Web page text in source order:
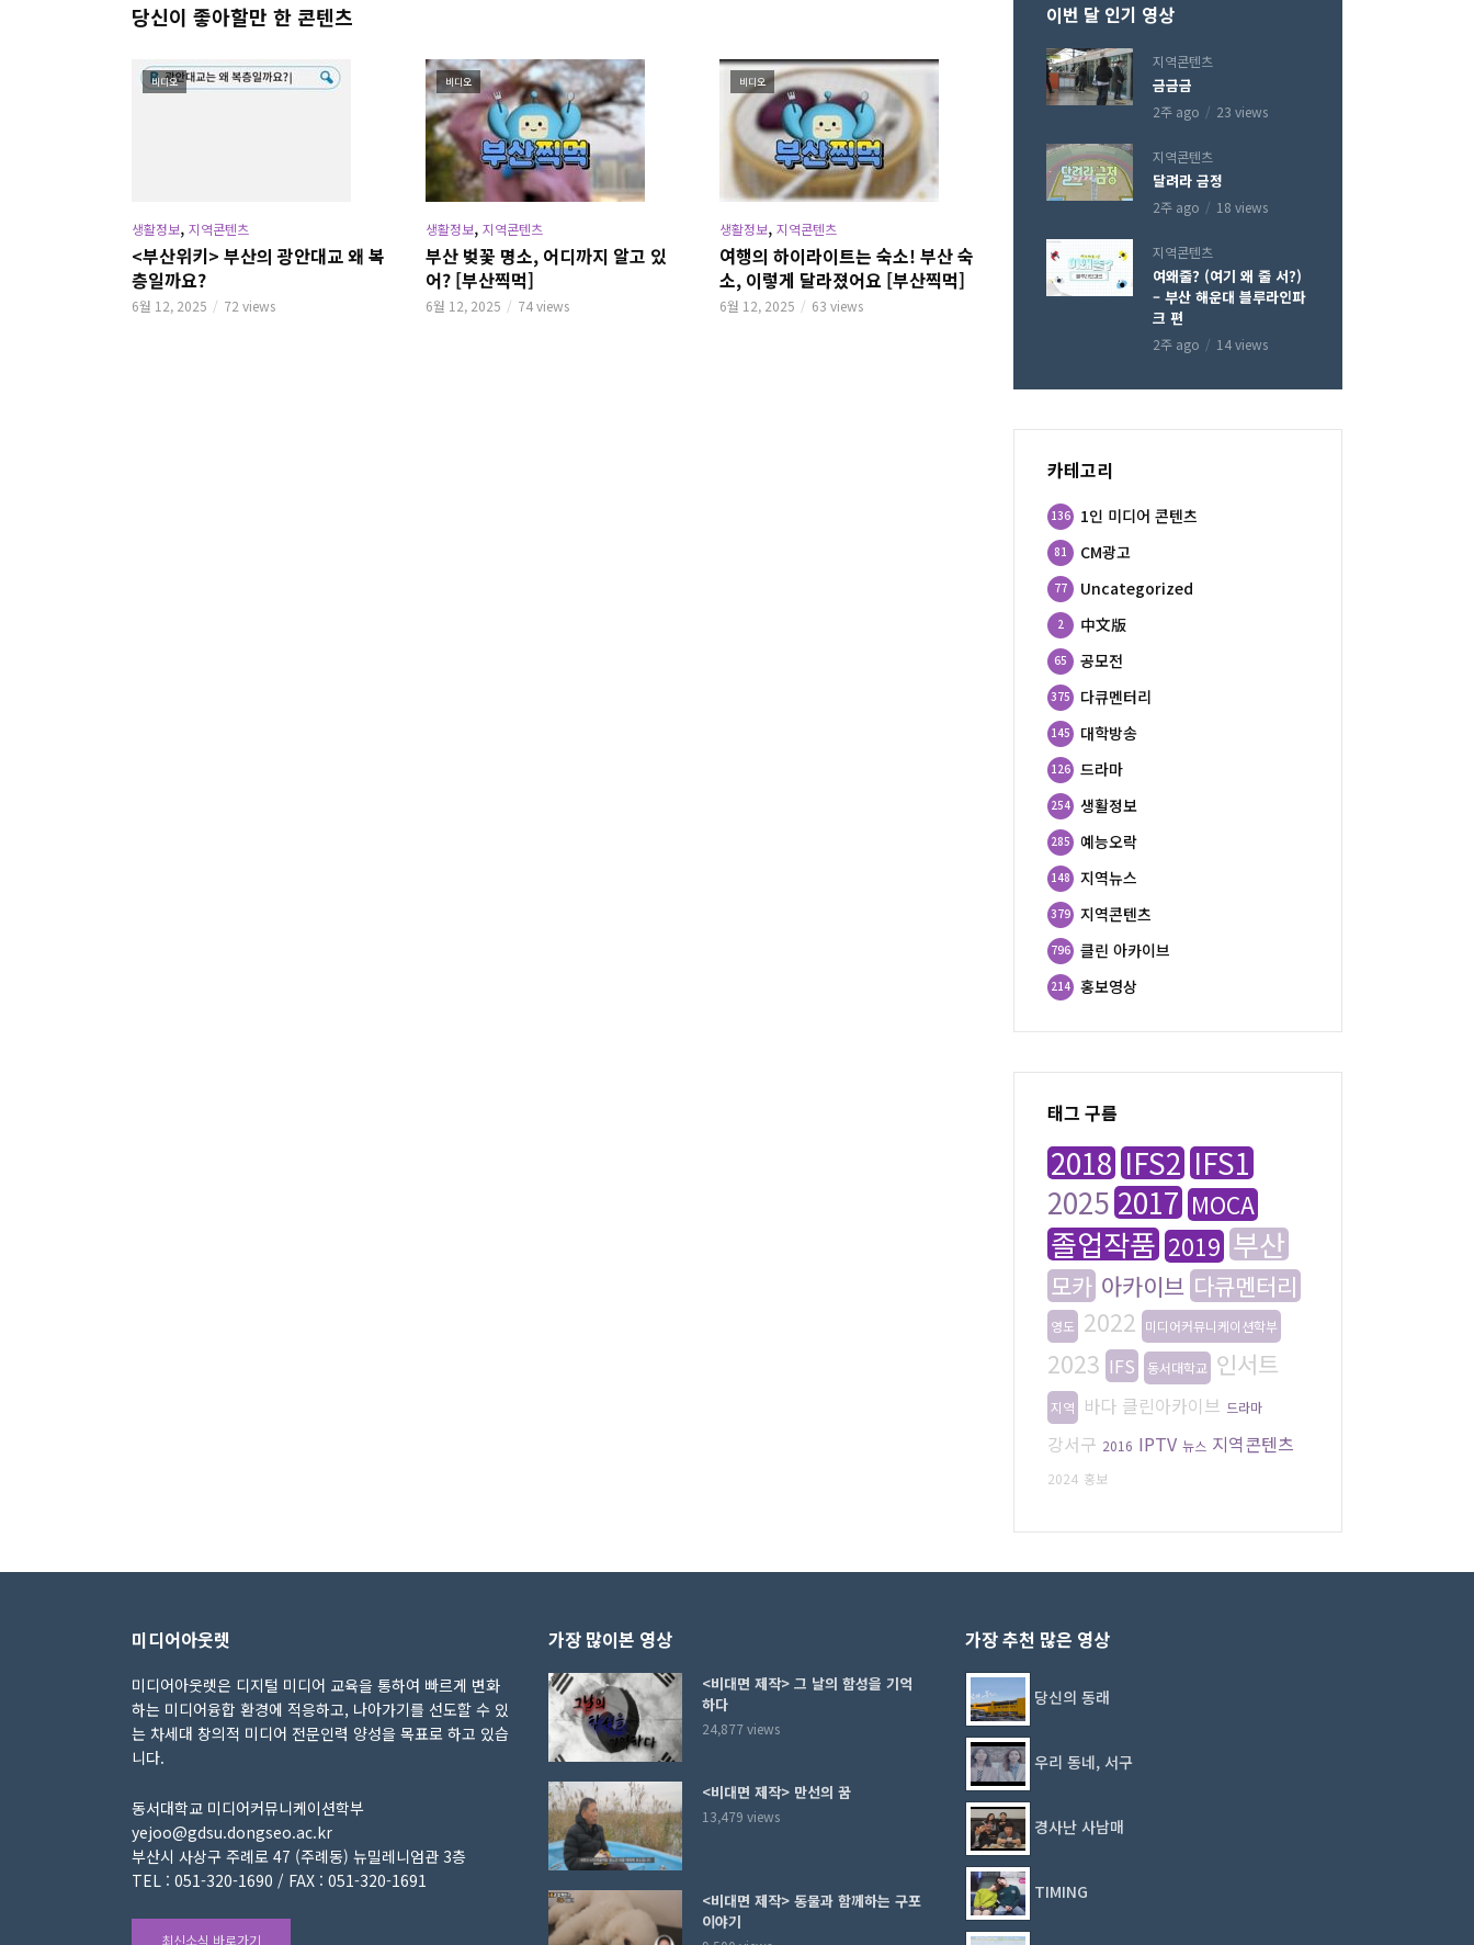
당신이 좋아할만 한 콘텐츠
비디오
생활정보, 지역콘텐츠
<부산위키> 부산의 광안대교 왜 복
층일까요?
6월 12, 2025 72 views
비디오
생활정보, 지역콘텐츠
부산 벚꽃 명소, 어디까지 알고 있
어? [부산찍먹]
6월 12, 2025 74 views
비디오
생활정보, 지역콘텐츠
여행의 하이라이트는 숙소! 부산 숙
소, 이렇게 달라졌어요 [부산찍먹]
6월 12, 2025 63 views
이번 달 인기 영상
지역콘텐츠
금금금
2주 ago 23 views
지역콘텐츠
달려라 금정
2주 ago 18 views
지역콘텐츠
여왜줄? (여기 왜 줄 서?)
– 부산 해운대 블루라인파
크 편
2주 ago 14 views
카테고리
1인 미디어 콘텐츠
136
CM광고
81
Uncategorized
77
中文版
2
공모전
65
다큐멘터리
375
대학방송
145
드라마
126
생활정보
254
예능오락
285
지역뉴스
148
지역콘텐츠
379
클린 아카이브
796
홍보영상
214
태그 구름
2018 IFS2 IFS1
2025 2017 MOCA
졸업작품 2019 부산
모카 아카이브 다큐멘터리
영도 2022 미디어커뮤니케이션학부
2023 IFS 동서대학교 인서트
지역 바다 클린아카이브 드라마
강서구 2016 IPTV 뉴스 지역콘텐츠
2024 홍보
미디어아웃렛
미디어아웃렛은 디지털 미디어 교육을 통하여 빠르게 변화
하는 미디어융합 환경에 적응하고, 나아가기를 선도할 수 있
는 차세대 창의적 미디어 전문인력 양성을 목표로 하고 있습
니다.
동서대학교 미디어커뮤니케이션학부
yejoo@gdsu.dongseo.ac.kr
부산시 사상구 주례로 47 (주례동) 뉴밀레니엄관 3층
TEL : 051-320-1690 / FAX : 051-320-1691
최신소식 바로가기
가장 많이본 영상
<비대면 제작> 그 날의 함성을 기억
하다
24,877 views
<비대면 제작> 만선의 꿈
13,479 views
<비대면 제작> 동물과 함께하는 구포
이야기
가장 추천 많은 영상
당신의 동래
우리 동네, 서구
경사난 사남매
TIMING